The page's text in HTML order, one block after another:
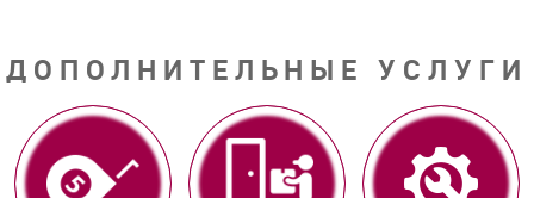
ДОПОЛНИТЕЛЬНЫЕ УСЛУГИ